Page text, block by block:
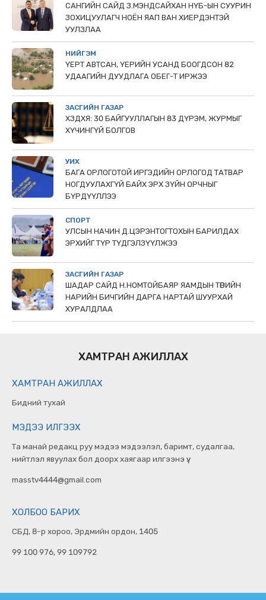
САНГИЙН САЙД З.МЭНДСАЙХАН НҮБ-ЫН СУУРИН
ЗОХИЦУУЛАГЧ НОЁН ЯАП ВАН ХИЕРДЭНТЭЙ
УУЛЗЛАА
НИЙГЭМ
ҮЕРТ АВТСАН, ҮЕРИЙН УСАНД БООГДСОН 82
УДААГИЙН ДУУДЛАГА ОБЕГ-Т ИРЖЭЭ
ЗАСГИЙН ГАЗАР
ХЗДХЯ: 30 БАЙГУУЛЛАГЫН 83 ДҮРЭМ, ЖУРМЫГ
ХҮЧИНГҮЙ БОЛГОВ
УИХ
БАГА ОРЛОГОТОЙ ИРГЭДИЙН ОРЛОГОД ТАТВАР
НОГДУУЛАХГҮЙ БАЙХ ЭРХ ЗҮЙН ОРЧНЫГ
БҮРДҮҮЛЛЭЭ
СПОРТ
УЛСЫН НАЧИН Д.ЦЭРЭНТОГТОХЫН БАРИЛДАХ
ЭРХИЙГ ТҮР ТҮДГЭЛЗҮҮЛЖЭЭ
ЗАСГИЙН ГАЗАР
ШАДАР САЙД Н.НОМТОЙБАЯР ЯАМДЫН ТӨРИЙН
НАРИЙН БИЧГИЙН ДАРГА НАРТАЙ ШУУРХАЙ
ХУРАЛДЛАА
ХАМТРАН АЖИЛЛАХ
ХАМТРАН АЖИЛЛАХ
Бидний тухай
МЭДЭЭ ИЛГЭЭХ
Та манай редакц руу мэдээ мэдээлэл, баримт, судалгаа,
нийтлэл явуулах бол доорх хаягаар илгээнэ үү.
masstv4444@gmail.com
ХОЛБОО БАРИХ
СБД, 8-р хороо, Эрдмийн ордон, 1405
99 100 976, 99 109792